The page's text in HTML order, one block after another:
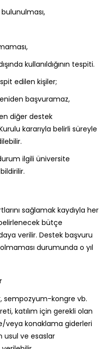
kullanıldığının tespiti.
edilen kişiler;
başvuramaz,
diğer destek
kararıyla belirli süreyle
ilgili üniversite
sağlamak kaydıyla her
bütçe
verilir. Destek başvuru
durumunda o yıl
sempozyum-kongre vb.
katılım için gerekli olan
veya konaklama giderleri
usul ve esaslar